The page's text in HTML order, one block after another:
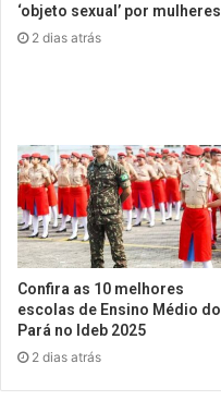
‘objeto sexual’ por mulheres
2 dias atrás
Confira as 10 melhores
escolas de Ensino Médio do
Pará no Ideb 2025
2 dias atrás